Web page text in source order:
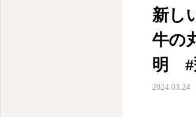
新し
牛の
明 #
2024.03.24